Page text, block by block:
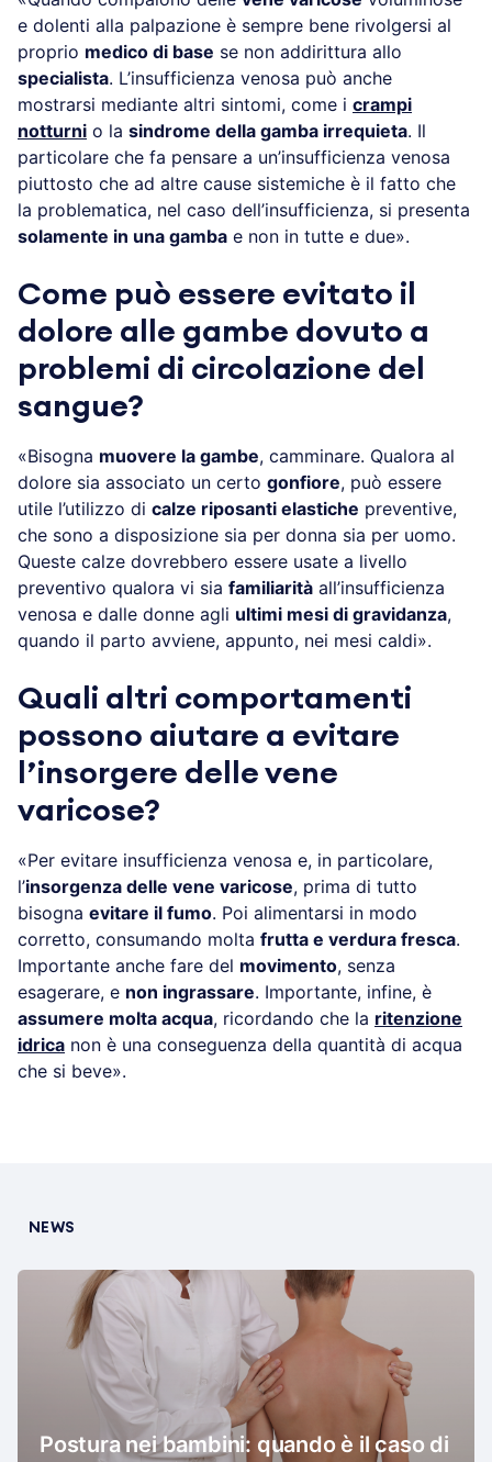
e dolenti alla palpazione è sempre bene rivolgersi al
proprio medico di base se non addirittura allo
specialista. L’insufficienza venosa può anche
mostrarsi mediante altri sintomi, come i crampi
notturni o la sindrome della gamba irrequieta. Il
particolare che fa pensare a un’insufficienza venosa
piuttosto che ad altre cause sistemiche è il fatto che
la problematica, nel caso dell’insufficienza, si presenta
solamente in una gamba e non in tutte e due».
Come può essere evitato il
dolore alle gambe dovuto a
problemi di circolazione del
sangue?
«Bisogna muovere la gambe, camminare. Qualora al
dolore sia associato un certo gonfiore, può essere
utile l’utilizzo di calze riposanti elastiche preventive,
che sono a disposizione sia per donna sia per uomo.
Queste calze dovrebbero essere usate a livello
preventivo qualora vi sia familiarità all’insufficienza
venosa e dalle donne agli ultimi mesi di gravidanza,
quando il parto avviene, appunto, nei mesi caldi».
Quali altri comportamenti
possono aiutare a evitare
l’insorgere delle vene
varicose?
«Per evitare insufficienza venosa e, in particolare,
l’insorgenza delle vene varicose, prima di tutto
bisogna evitare il fumo. Poi alimentarsi in modo
corretto, consumando molta frutta e verdura fresca.
Importante anche fare del movimento, senza
esagerare, e non ingrassare. Importante, infine, è
assumere molta acqua, ricordando che la ritenzione
idrica non è una conseguenza della quantità di acqua
che si beve».
NEWS
Postura nei bambini: quando è il caso di